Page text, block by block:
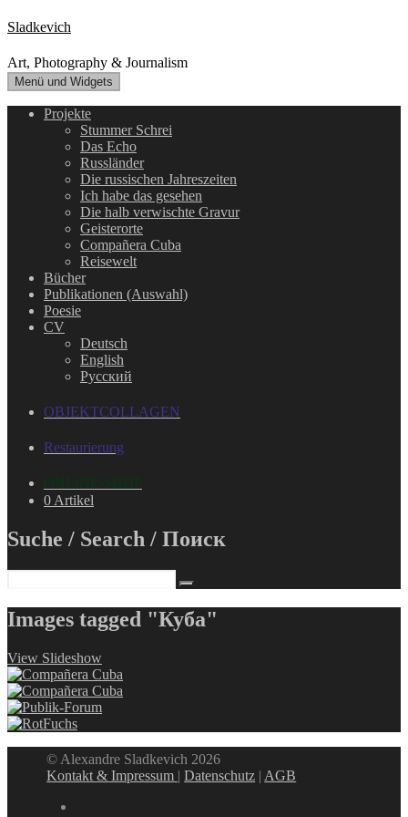
Zum
Inhalt
springen
Sladkevich
Art, Photography & Journalism
Menü und Widgets
Projekte
Stummer Schrei
Das Echo
Russländer
Die russischen Jahreszeiten
Ich habe das gesehen
Die halb verwischte Gravur
Geisterorte
Compañera Cuba
Reisewelt
Bücher
Publikationen (Auswahl)
Poesie
CV
Deutsch
English
Русский
OBJEKTCOLLAGEN
Restaurierung
ONLINE-SHOP
0 Artikel
Suche / Search / Поиск
Images tagged "Куба"
View Slideshow
© Alexandre Sladkevich 2026
Kontakt & Impressum |Datenschutz | AGB